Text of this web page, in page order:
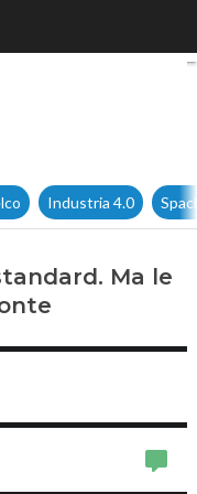
i nuovi
Industria 4.0
Ma le